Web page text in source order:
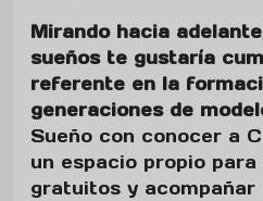
Mirando hacia
sueños te gustaría
referente en la
generaciones de
Sueño con conocer a
un espacio propio
gratuitos y acompañar